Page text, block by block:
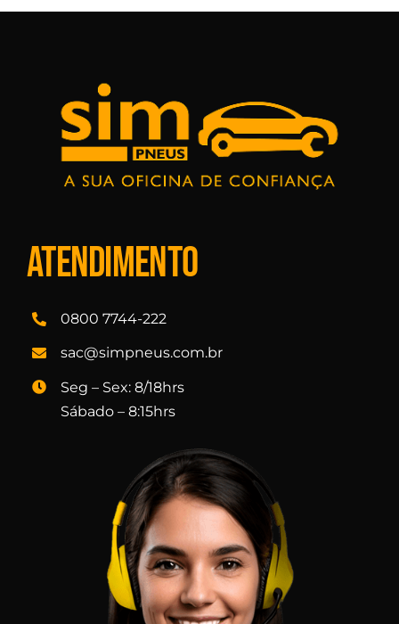
Atendimento
0800 7744-222
sac@simpneus.com.br
Seg – Sex: 8/18hrs
Sábado – 8:15hrs